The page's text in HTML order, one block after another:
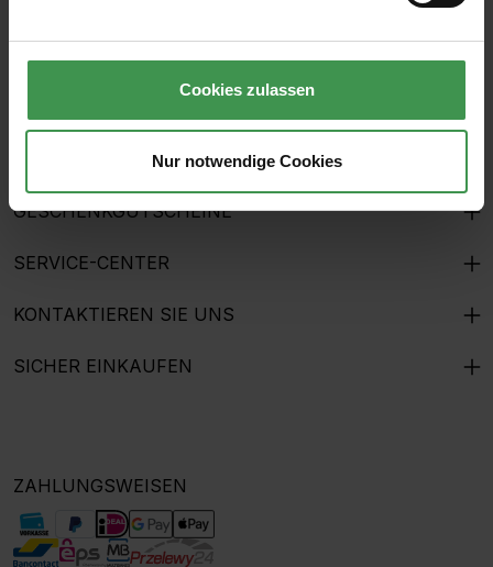
Cookies zulassen
Nur notwendige Cookies
ÜBER UNS
GESCHENKGUTSCHEINE
SERVICE-CENTER
KONTAKTIEREN SIE UNS
SICHER EINKAUFEN
ZAHLUNGSWEISEN